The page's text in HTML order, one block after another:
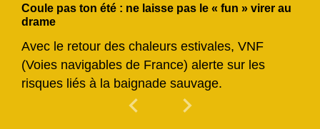
Coule pas ton été : ne laisse pas le « fun » virer au
drame
Avec le retour des chaleurs estivales, VNF
(Voies navigables de France) alerte sur les
risques liés à la baignade sauvage.
chevron_left Previous
chevron_right